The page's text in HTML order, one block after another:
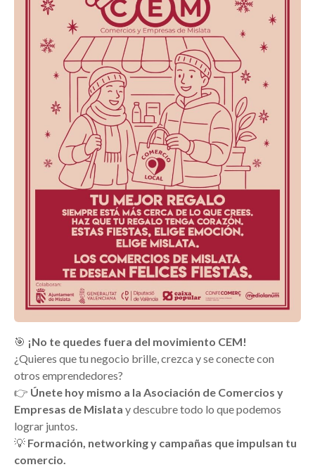
🎯 ¡No te quedes fuera del movimiento CEM!
¿Quieres que tu negocio brille, crezca y se conecte con
otros emprendedores?
👉 Únete hoy mismo a la Asociación de Comercios y
Empresas de Mislata y descubre todo lo que podemos
lograr juntos.
💡 Formación, networking y campañas que impulsan tu
comercio.